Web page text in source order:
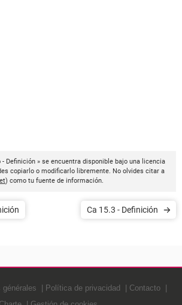
- Definición » se encuentra disponible bajo una licencia
copiarlo o modificarlo libremente. No olvides citar a
) como tu fuente de información.
Ca 15.3 - Definición
générales Política de privacidad
Contacto